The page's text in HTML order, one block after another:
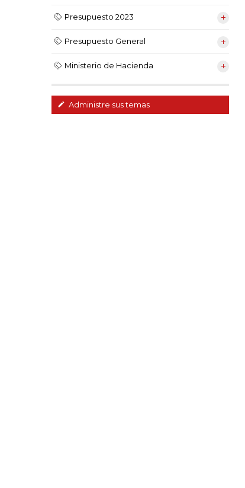
Presupuesto 2023
Presupuesto General
Ministerio de Hacienda
Administre sus temas